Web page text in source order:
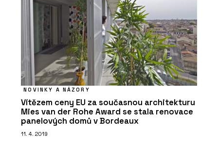
NOVINKY A NÁZORY
Vítězem ceny EU za současnou architekturu
Mies van der Rohe Award se stala renovace
panelových domů v Bordeaux
11. 4. 2019